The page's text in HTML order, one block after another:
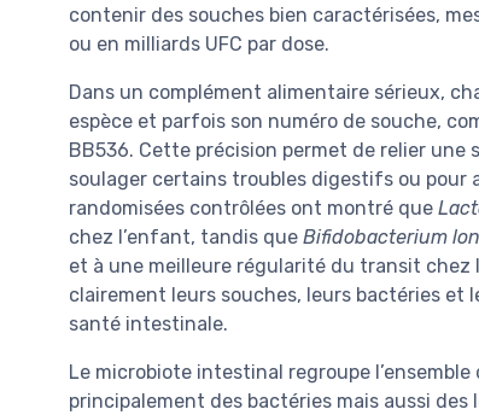
contenir des souches bien caractérisées,
ou en milliards UFC par dose.
Dans un complément alimentaire sérieux,
espèce et parfois son numéro de souche,
BB536. Cette précision permet de relier
soulager certains troubles digestifs ou pour
randomisées contrôlées ont montré que
chez l’enfant, tandis que Bifidobacterium
et à une meilleure régularité du transit chez
clairement leurs souches, leurs bactéries et
santé intestinale.
Le microbiote intestinal regroupe
principalement des bactéries mais aussi